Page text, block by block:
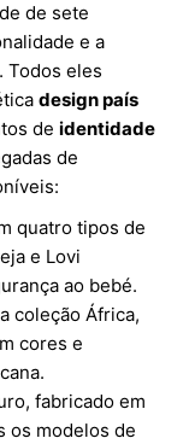
de sete
e a
Todos eles
design país
de identidade
de
quatro tipos de
e Lovi
ao bebé.
coleção África,
cores e
fabricado em
os modelos de